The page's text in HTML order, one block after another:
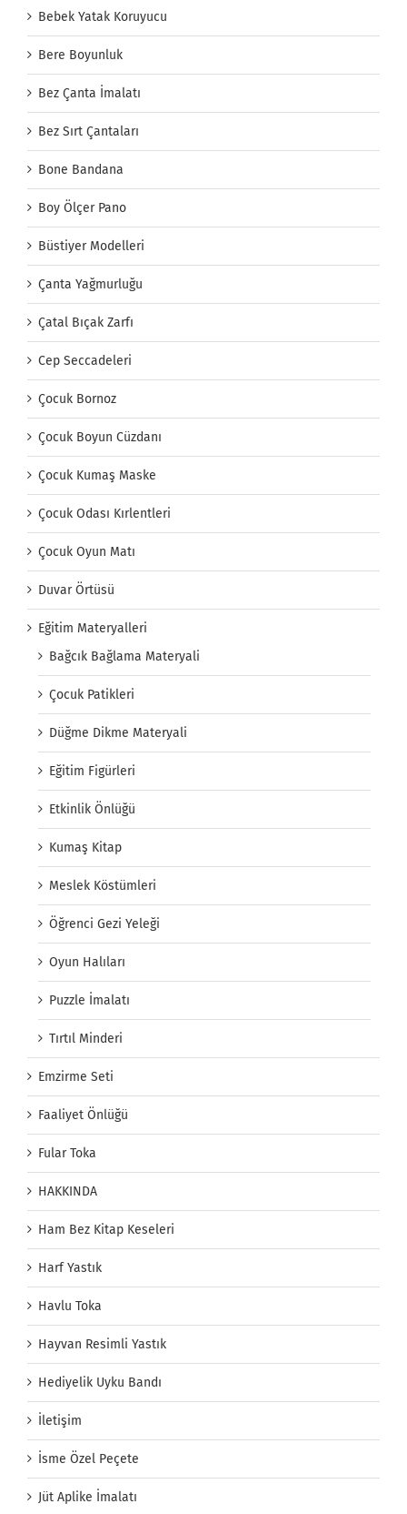
Bebek Yatak Koruyucu
Bere Boyunluk
Bez Çanta İmalatı
Bez Sırt Çantaları
Bone Bandana
Boy Ölçer Pano
Büstiyer Modelleri
Çanta Yağmurluğu
Çatal Bıçak Zarfı
Cep Seccadeleri
Çocuk Bornoz
Çocuk Boyun Cüzdanı
Çocuk Kumaş Maske
Çocuk Odası Kırlentleri
Çocuk Oyun Matı
Duvar Örtüsü
Eğitim Materyalleri
Bağcık Bağlama Materyali
Çocuk Patikleri
Düğme Dikme Materyali
Eğitim Figürleri
Etkinlik Önlüğü
Kumaş Kitap
Meslek Köstümleri
Öğrenci Gezi Yeleği
Oyun Halıları
Puzzle İmalatı
Tırtıl Minderi
Emzirme Seti
Faaliyet Önlüğü
Fular Toka
HAKKINDA
Ham Bez Kitap Keseleri
Harf Yastık
Havlu Toka
Hayvan Resimli Yastık
Hediyelik Uyku Bandı
İletişim
İsme Özel Peçete
Jüt Aplike İmalatı